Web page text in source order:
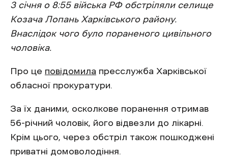
3 січня о 8:55 війська РФ обстріляли селище
Козача Лопань Харківського району.
Внаслідок чого було пораненого цивільного
чоловіка.
Про це повідомила пресслужба Харківської
обласної прокуратури.
За їх даними, осколкове поранення отримав
56-річний чоловік, його відвезли до лікарні.
Крім цього, через обстріл також пошкоджені
приватні домоволодіння.